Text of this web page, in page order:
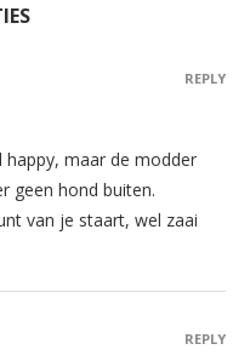
maar de modder
geen hond buiten.
van je staart, wel zaai
REPLY
REPLY